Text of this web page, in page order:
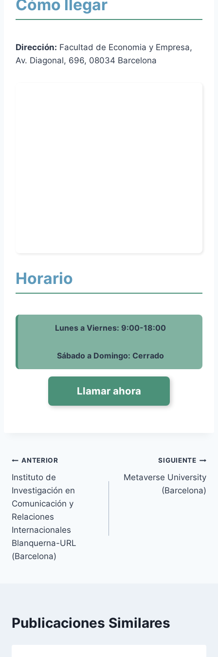
Cómo llegar
Dirección: Facultad de Economia y Empresa,
Av. Diagonal, 696, 08034 Barcelona
Horario
Lunes a Viernes: 9:00-18:00
Sábado a Domingo: Cerrado
Llamar ahora
Navegación
de
entradas
ANTERIOR
Instituto de
Investigación en
Comunicación y
Relaciones
Internacionales
Blanquerna-URL
(Barcelona)
SIGUIENTE
Metaverse University
(Barcelona)
Publicaciones Similares